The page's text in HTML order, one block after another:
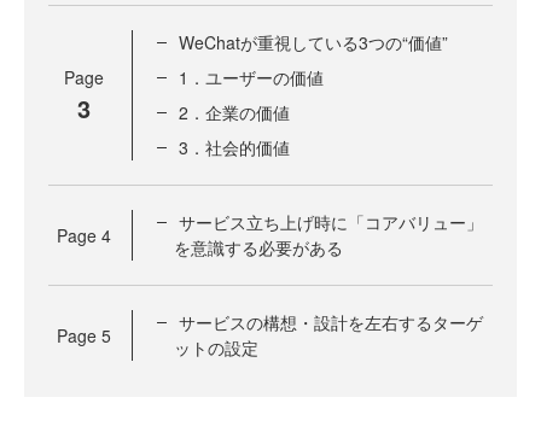
Page
3
WeChatが重視している3つの“価値”
1．ユーザーの価値
2．企業の価値
3．社会的価値
Page 4
サービス立ち上げ時に「コアバリュー」
を意識する必要がある
Page 5
サービスの構想・設計を左右するターゲ
ットの設定